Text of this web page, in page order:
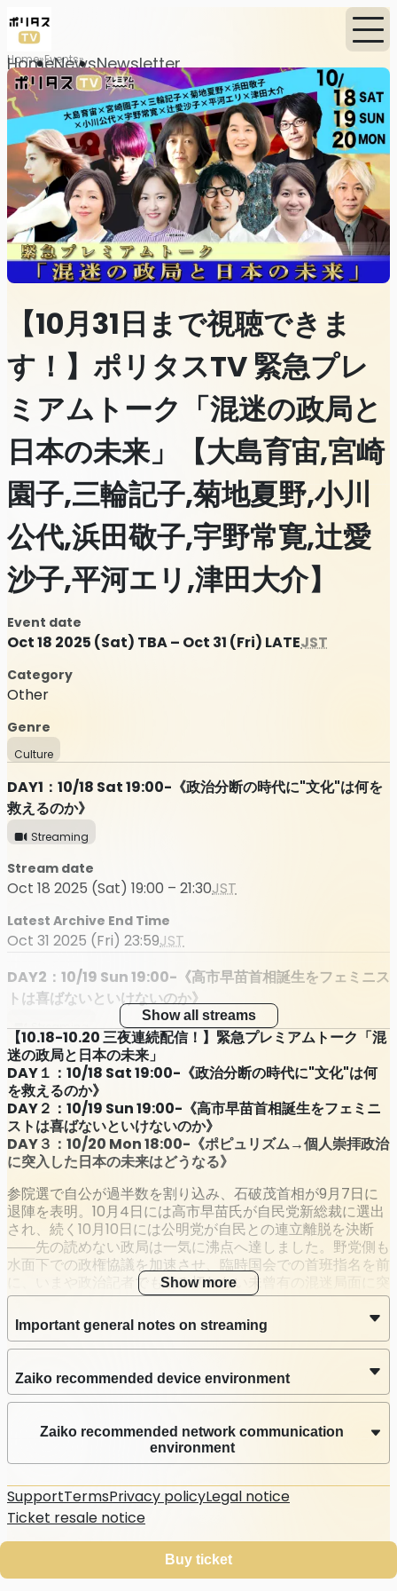
HomeNewsNewsletter
Home Events
【10月31日まで視聴できま
す！】ポリタスTV 緊急プレ
ミアムトーク「混迷の政局と
日本の未来」【大島育宙,宮崎
園子,三輪記子,菊地夏野,小川
公代,浜田敬子,宇野常寛,辻愛
沙子,平河エリ,津田大介】
Event date
Oct 18 2025 (Sat) TBA – Oct 31 (Fri) LATEJST
Category
Other
Genre
Culture
DAY1：10/18 Sat 19:00-《政治分断の時代に"文化"は何を
救えるのか》
Streaming
Stream date
Oct 18 2025 (Sat) 19:00 – 21:30JST
Latest Archive End Time
Oct 31 2025 (Fri) 23:59JST
DAY2：10/19 Sun 19:00-《高市早苗首相誕生をフェミニス
トは喜ばないといけないのか》
Streaming
Stream date
Oct 19 2025 (Sun) 19:00 – 23:00JST
Latest Archive End Time
Oct 31 2025 (Fri) 23:59JST
DAY3：10/20 Mon 18:00-《ポピュリズム→個人崇拝政治
に突入した日本の未来はどうなる》
Streaming
Stream date
Oct 20 2025 (Mon) 18:00JST
Latest Archive End Time
Oct 31 2025 (Fri) 23:59JST
Show all streams
【10.18-10.20 三夜連続配信！】緊急プレミアムトーク「混
迷の政局と日本の未来」
DAY１：10/18 Sat 19:00-《政治分断の時代に"文化"は何
を救えるのか》
DAY２：10/19 Sun 19:00-《高市早苗首相誕生をフェミニ
ストは喜ばないといけないのか》
DAY３：10/20 Mon 18:00-《ポピュリズム→個人崇拝政治
に突入した日本の未来はどうなる》
参院選で自公が過半数を割り込み、石破茂首相が9月7日に
退陣を表明。10月4日には高市早苗氏が自民党新総裁に選出
され、続く10月10日には公明党が自民との連立離脱を決断
――先の読めない政局は一気に沸点へ達しました。野党側も
水面下での政権協議を加速させ、臨時国会での首班指名を前
に、いまや政治記者でも読み切れない未曾有の混迷局面に突
入しています。
この緊迫した状況を受け、ポリタスTVは緊急に特番を編
成。通常の政局報道が見落としがちな論点を独自の視点で解
説します。さらに、誰が首相になっても避けて通れない「日
本のこれからの課題」を、社会・文化・メディアの各側面か
ら問題提起。無料配信では語れない"ここだけの話"をお届け
します。
Show more
Important general notes on streaming
Zaiko recommended device environment
Zaiko recommended network communication
environment
Buy ticket
SupportTermsPrivacy policyLegal notice
Ticket resale notice
K.K.•All Rights Reserved